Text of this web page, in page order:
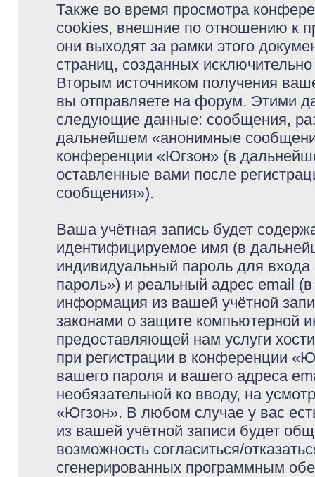
Также во время просмотра
cookies, внешние по отношению к
они выходят за рамки этого
страниц, созданных
Вторым источником получения
вы отправляете на форум. Этими
следующие данные: сообщения,
дальнейшем «анонимные
конференции «Югзон» (в
оставленные вами после
сообщения»).
Ваша учётная запись будет
идентифицируемое имя (в
индивидуальный пароль для
пароль») и реальный адрес email
информация из вашей учётной
законами о защите компьютерной
предоставляющей нам услуги
при регистрации в конференции
вашего пароля и вашего адреса
необязательной ко вводу, на
«Югзон». В любом случае у вас
из вашей учётной записи будет
возможность согласиться/
сгенерированных программным